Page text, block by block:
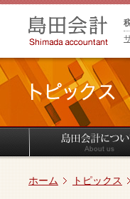
ホーム トピックス